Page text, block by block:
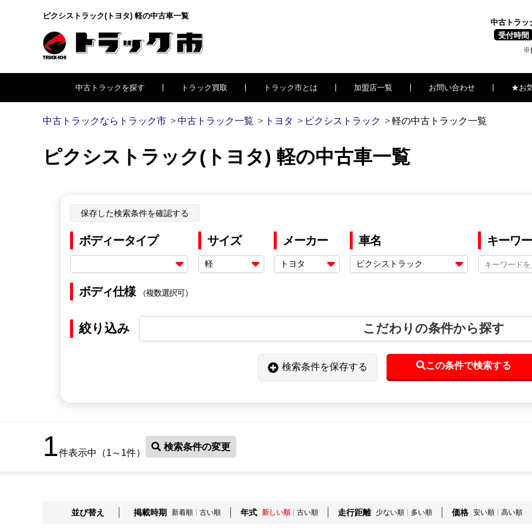
ピクシストラック(トヨタ) 軽の中古車一覧
中古トラッ
受付時間
※
中古トラックを探す トラック買取 トラック市とは 加盟店一覧 お問い合わせ ★お
中古トラックならトラック市 中古トラック一覧 トヨタ ピクシストラック 軽の中古トラック一覧
ピクシストラック(トヨタ) 軽の中古車一覧
保存した検索条件を確認する
ボディータイプ サイズ メーカー 車名 キーワ
ボディ仕様 （複数選択可）
絞り込み こだわりの条件から探す
検索条件を保存する この条件で検索する
1件表示中（1～1件）
検索条件の変更
並び替え 掲載時期 新着順 古い順 年式 新しい順 古い順 走行距離 少ない順 多い順 価格 安い順 高い順